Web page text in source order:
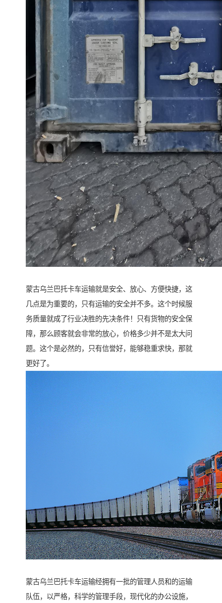
蒙古乌兰巴托卡车运输就是安全、放心、方便快捷，这
几点是为重要的，只有运输的安全并不多。这个时候服
务质量就成了行业决胜的先决条件！只有货物的安全保
障，那么顾客就会非常的放心，价格多少并不是太大问
题。这个是必然的，只有信誉好，能够稳重求快，那就
更好了。
蒙古乌兰巴托卡车运输经拥有一批的管理人员和的运输
队伍，以严格，科学的管理手段，现代化的办公设施，